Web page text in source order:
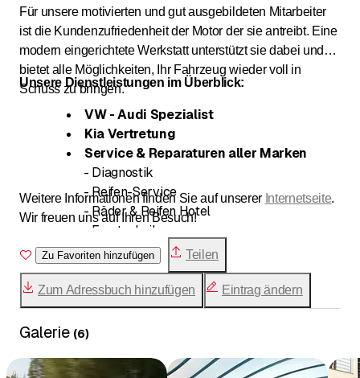
Für unsere motivierten und gut ausgebildeten Mitarbeiter
ist die Kundenzufriedenheit der Motor der sie antreibt. Eine
modern eingerichtete Werkstatt unterstützt sie dabei und
bietet alle Möglichkeiten, Ihr Fahrzeug wieder voll in
Schuss zu bringen.
Unsere Dienstleistungen im Überblick:
VW - Audi Spezialist
Kia Vertretung
Service & Reparaturen aller Marken
- Diagnostik
- Reifen-Service
- Räder & Reifen Hotel
- Frontscheiben
- Klima-Service
- Lenkgeometrie
- Carosserie
- Smart Repair
- Scheiben Tönung
- Leistungssteigerung
Weitere Informationen finden Sie auf unserer Internetseite.
Wir freuen uns auf Ihren Besuch!
Zu Favoriten hinzufügen Teilen
Zum Adressbuch hinzufügen Eintrag ändern
Galerie (6)